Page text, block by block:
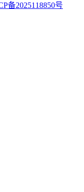
备2025118850号